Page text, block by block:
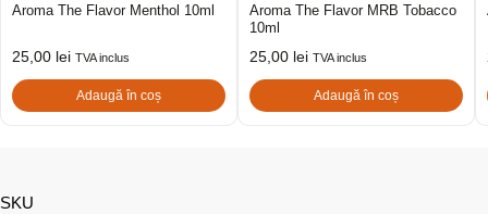
Aroma The Flavor Menthol 10ml
25,00 lei TVA inclus
Adaugă în coș
Aroma The Flavor MRB Tobacco
10ml
25,00 lei TVA inclus
Adaugă în coș
SKU